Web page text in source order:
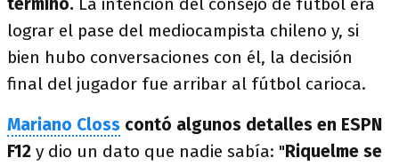
lograr el pase del mediocampista chileno y, si
bien hubo conversaciones con él, la decisión
final del jugador fue arribar al fútbol carioca.
Mariano Closs contó algunos detalles en ESPN
F12 y dio un dato que nadie sabía: "Riquelme se